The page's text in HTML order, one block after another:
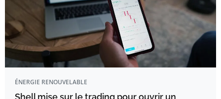
ÉNERGIE RENOUVELABLE
Shell mise sur le trading pour ouvrir un